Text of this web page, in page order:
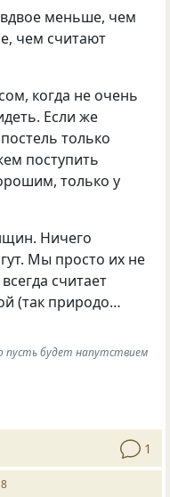
меньше, чем
чем считают
когда не очень
Если же
только
поступить
только у
Ничего
Мы просто их не
считает
(так природо…
пусть будет напутствием
1